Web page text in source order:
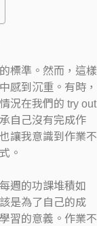
標準。然而，這樣
感到沉重。有時，
況在我們的 try out
自己沒有完成作
讓我意識到作業不
。
週的功課堆積如
是為了自己的成
習的意義。作業不